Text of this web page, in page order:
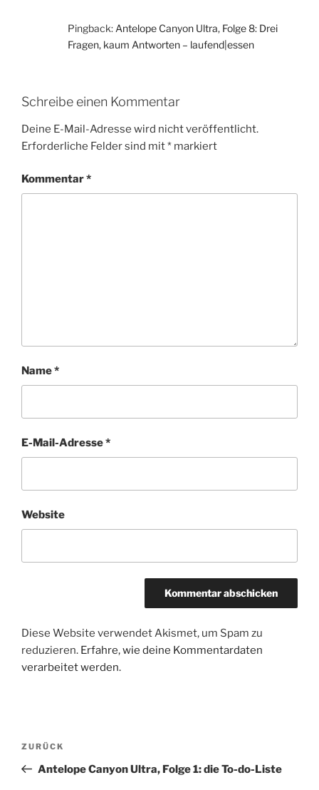
Pingback: Antelope Canyon Ultra, Folge 8: Drei
Fragen, kaum Antworten – laufend|essen
Schreibe einen Kommentar
Deine E-Mail-Adresse wird nicht veröffentlicht.
Erforderliche Felder sind mit* markiert
Kommentar*
Name*
E-Mail-Adresse*
Website
Diese Website verwendet Akismet, um Spam zu
reduzieren. Erfahre, wie deine Kommentardaten
verarbeitet werden.
Beitragsnavigation
Vorheriger
Beitrag
ZURÜCK
Antelope Canyon Ultra, Folge 1: die To-do-Liste